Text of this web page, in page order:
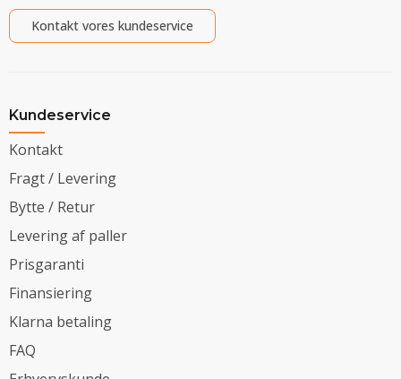
Kontakt vores kundeservice
Kundeservice
Kontakt
Fragt / Levering
Bytte / Retur
Levering af paller
Prisgaranti
Finansiering
Klarna betaling
FAQ